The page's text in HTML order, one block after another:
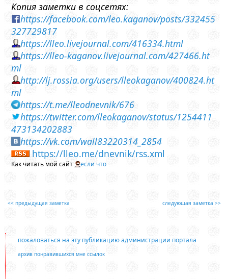
Копия заметки в соцсетях:
https://facebook.com/leo.kaganov/posts/332455
327729817
https://lleo.livejournal.com/416334.html
https://lleo-kaganov.livejournal.com/427466.ht
ml
http://lj.rossia.org/users/lleokaganov/400824.ht
ml
https://t.me/lleodnevnik/676
https://twitter.com/lleokaganov/status/1254411
473134202883
https://vk.com/wall83220314_2854
https://lleo.me/dnevnik/rss.xml
Как читать мой сайт если что
<< предыдущая заметка следующая заметка >>
пожаловаться на эту публикацию администрации портала
архив понравившихся мне ссылок